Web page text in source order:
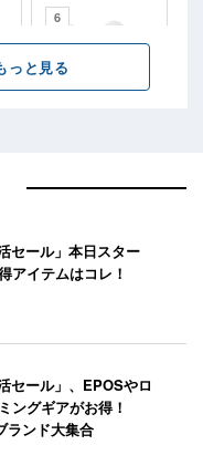
セール」本日スター
アイテムはコレ！
セール」、EPOSやロ
ングギアがお得！
ランド大集合